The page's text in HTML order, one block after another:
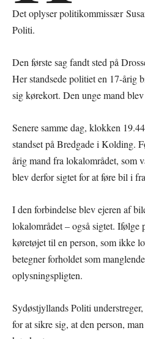
Det oplyser politikommissær
Politi.
Den første sag fandt sted på
Her standsede politiet en 17-årig
sig kørekort. Den unge mand
Senere samme dag, klokken
standset på Bredgade i Kolding.
årig mand fra lokalområdet, som
blev derfor sigtet for at føre bil i
I den forbindelse blev ejeren af
lokalområdet – også sigtet. Ifølge
køretøjet til en person, som ikke
betegner forholdet som
oplysningspligten.
Sydøstjyllands Politi
for at sikre sig, at den person,